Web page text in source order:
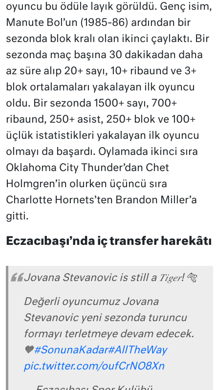
oyuncu bu ödüle layık görüldü. Genç isim,
Manute Bol’un (1985-86) ardından bir
sezonda blok kralı olan ikinci çaylaktı. Bir
sezonda maç başına 30 dakikadan daha
az süre alıp 20+ sayı, 10+ ribaund ve 3+
blok ortalamaları yakalayan ilk oyuncu
oldu. Bir sezonda 1500+ sayı, 700+
ribaund, 250+ asist, 250+ blok ve 100+
üçlük istatistikleri yakalayan ilk oyuncu
olmayı da başardı. Oylamada ikinci sıra
Oklahoma City Thunder’dan Chet
Holmgren’in olurken üçüncü sıra
Charlotte Hornets’ten Brandon Miller’a
gitti.
Eczacıbaşı’nda iç transfer harekâtı
Jovana Stevanovic is still a 𝑇𝑖𝑔𝑒𝑟! 🐅
Değerli oyuncumuz Jovana
Stevanovic yeni sezonda turuncu
formayı terletmeye devam edecek.
🧡#SonunaKadar#AllTheWay
pic.twitter.com/oufCrNO8Xn